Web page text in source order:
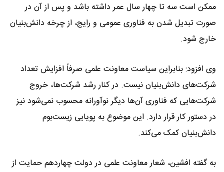
ممکن است سه تا چهار سال عمر داشته باشد و پس از آن در
صورت تبدیل شدن به فناوری عمومی و رایج، از چرخه دانش‌بنیان
خارج شود.
وی افزود: بنابراین سیاست معاونت علمی صرفاً افزایش تعداد
شرکت‌های دانش‌بنیان نیست. در کنار رشد شرکت‌ها، خروج
شرکت‌هایی که فناوری آن‌ها دیگر نوآورانه محسوب نمی‌شود نیز
در دستور کار قرار دارد. این موضوع به پویایی زیست‌بوم
دانش‌بنیان کمک می‌کند.
به گفته افشین، شعار معاونت علمی در دولت چهاردهم حمایت از